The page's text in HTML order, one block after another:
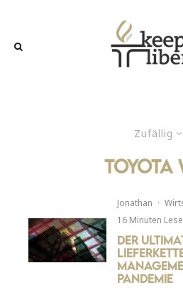
Zufällig
Toyota
Jonathan ·
16 Minuten
Der
Pandemie